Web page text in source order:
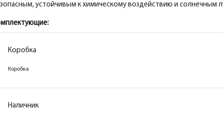
устойчивым к химическому воздействию и солнечным
Коробка
Коробка
Наличник
Коробка
Коробка
Наличник
Коробка
Коробка
Наличник